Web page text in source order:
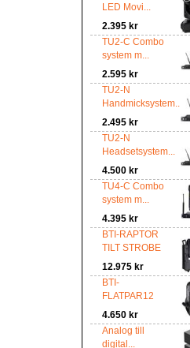
LED Movi...
2.395 kr
TU2-C Combo
system m...
2.595 kr
TU2-N
Handmicksystem...
2.495 kr
TU2-N
Headsetsystem...
4.500 kr
TU4-C Combo
system m...
4.395 kr
BTI-RAPTOR
TILT STROBE
12.975 kr
BTI-
FLATPAR12
4.650 kr
Analog till
digital...